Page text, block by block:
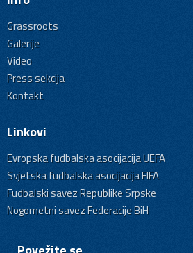
Grassroots
Galerije
Video
Press sekcija
Kontakt
Linkovi
Evropska fudbalska asocijacija UEFA
Svjetska fudbalska asocijacija FIFA
Fudbalski savez Republike Srpske
Nogometni savez Federacije BiH